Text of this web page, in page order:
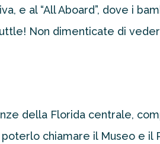
e al “All Aboard”, dove i
Non dimenticate di
della Florida centrale,
chiamare il Museo e